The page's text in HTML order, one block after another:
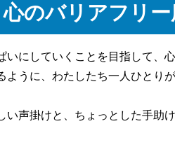
心のバリアフリー
にしていくことを目指して、
うに、わたしたち一人ひとり
声掛けと、ちょっとした手助